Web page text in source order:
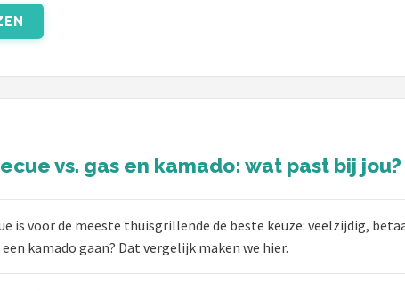
vs. gas en kamado: wat past bij jou?
is voor de meeste thuisgrillende de beste keuze: veelzijdig,
kamado gaan? Dat vergelijk maken we hier.